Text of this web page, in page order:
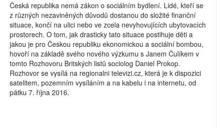
Česká republika nemá zákon o sociálním bydlení. Lidé, kteří se
z různých nezaviněných důvodů dostanou do složité finanční
situace, končí na ulici nebo ve zcela nevyhovujících ubytovacích
prostorech. O tom, jak drasticky tato situace postihuje děti a
jakou je pro Českou republiku ekonomickou a sociální bombou,
hovoří na základě svého nového výzkumu s Janem Čulíkem v
tomto Rozhovoru Britských listů sociolog Daniel Prokop.
Rozhovor se vysílá na regionalni televizi.cz, která je k dispozici
satelitem, pozemním vysíláním a na kabelu i na internetu, od
pátku 7. října 2016.